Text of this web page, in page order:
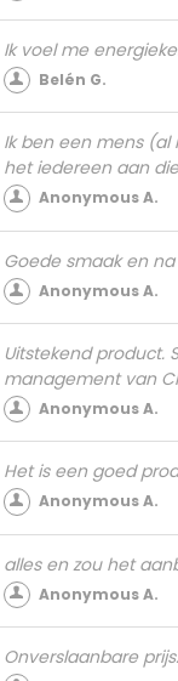
Ik voel me
Belén G.
Ik ben een mens
het iedereen aan
Anonymous A.
Goede smaak en
Anonymous A.
Uitstekend product.
management van
Anonymous A.
Het is een goed
Anonymous A.
alles en zou het
Anonymous A.
Onverslaanbare prijs.